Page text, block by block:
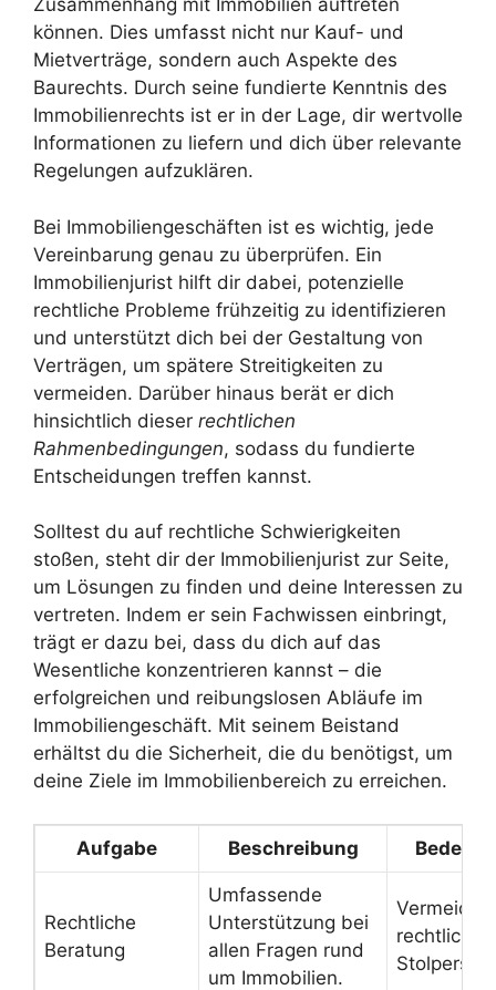
Zusammenhang mit Immobilien auftreten
können. Dies umfasst nicht nur Kauf- und
Mietverträge, sondern auch Aspekte des
Baurechts. Durch seine fundierte Kenntnis des
Immobilienrechts ist er in der Lage, dir wertvolle
Informationen zu liefern und dich über relevante
Regelungen aufzuklären.
Bei Immobiliengeschäften ist es wichtig, jede
Vereinbarung genau zu überprüfen. Ein
Immobilienjurist hilft dir dabei, potenzielle
rechtliche Probleme frühzeitig zu identifizieren
und unterstützt dich bei der Gestaltung von
Verträgen, um spätere Streitigkeiten zu
vermeiden. Darüber hinaus berät er dich
hinsichtlich dieser rechtlichen
Rahmenbedingungen, sodass du fundierte
Entscheidungen treffen kannst.
Solltest du auf rechtliche Schwierigkeiten
stoßen, steht dir der Immobilienjurist zur Seite,
um Lösungen zu finden und deine Interessen zu
vertreten. Indem er sein Fachwissen einbringt,
trägt er dazu bei, dass du dich auf das
Wesentliche konzentrieren kannst – die
erfolgreichen und reibungslosen Abläufe im
Immobiliengeschäft. Mit seinem Beistand
erhältst du die Sicherheit, die du benötigst, um
deine Ziele im Immobilienbereich zu erreichen.
Aufgabe Beschreibung
Rechtliche
Beratung
Umfassende
Unterstützung bei
allen Fragen rund
um Immobilien.
rechtlicher